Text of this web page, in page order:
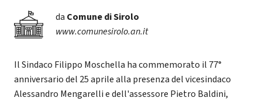
da Comune di Sirolo
www.comunesirolo.an.it
Il Sindaco Filippo Moschella ha commemorato il 77°
anniversario del 25 aprile alla presenza del vicesindaco
Alessandro Mengarelli e dell'assessore Pietro Baldini,